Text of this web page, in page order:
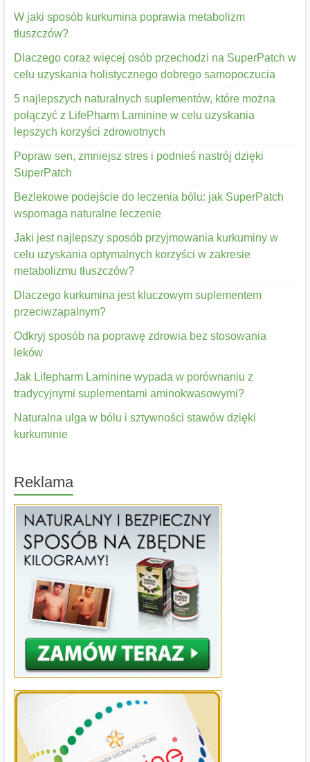
W jaki sposób kurkumina poprawia metabolizm
tłuszczów?
Dlaczego coraz więcej osób przechodzi na SuperPatch w
celu uzyskania holistycznego dobrego samopoczucia
5 najlepszych naturalnych suplementów, które można
połączyć z LifePharm Laminine w celu uzyskania
lepszych korzyści zdrowotnych
Popraw sen, zmniejsz stres i podnieś nastrój dzięki
SuperPatch
Bezlekowe podejście do leczenia bólu: jak SuperPatch
wspomaga naturalne leczenie
Jaki jest najlepszy sposób przyjmowania kurkuminy w
celu uzyskania optymalnych korzyści w zakresie
metabolizmu tłuszczów?
Dlaczego kurkumina jest kluczowym suplementem
przeciwzapalnym?
Odkryj sposób na poprawę zdrowia bez stosowania
leków
Jak Lifepharm Laminine wypada w porównaniu z
tradycyjnymi suplementami aminokwasowymi?
Naturalna ulga w bólu i sztywności stawów dzięki
kurkuminie
Reklama